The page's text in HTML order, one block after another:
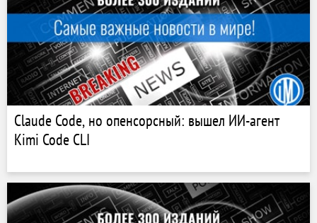
Claude Code, но опенсорсный: вышел ИИ-агент
Kimi Code CLI